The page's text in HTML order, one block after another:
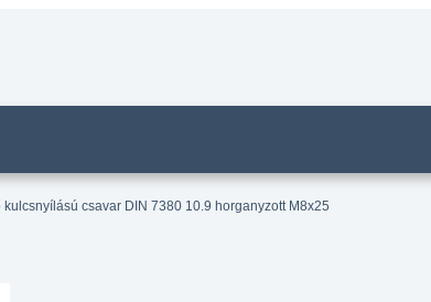
kulcsnyílású csavar DIN 7380 10.9 horganyzott M8x25